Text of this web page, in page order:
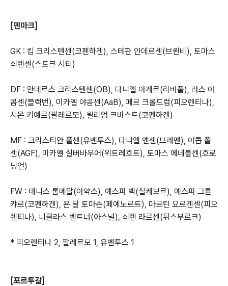
[덴마크]
GK : 킴 크리스텐센(코펜하겐), 스테판 안데르센(브뢴비), 토마스
쇠렌센(스토크 시티)
DF : 안데르스 크리스텐센(OB), 다니엘 아게르(리버풀), 라스 야
콥센(블랙번), 미카엘 야콥센(AaB), 페르 크롤드럽(피오렌티나),
시몬 키예르(팔레르모), 윌리엄 크비스트(코펜하겐)
MF : 크리스티안 폴센(유벤투스), 다니엘 옌센(브레멘), 야콥 폴
센(AGF), 미카엘 실버바우어(위트레흐트), 토마스 에네볼센(흐로
닝언)
FW : 데니스 롬메달(아약스), 예스퍼 벡(실케보르), 예스퍼 그론
캬르(코펜하겐), 욘 달 토마손(페예노르트), 마르틴 요르겐센(피오
렌티나), 니클라스 벤트너(아스널), 쇠렌 라르센(뒤스부르크)
* 피오렌티나 2, 팔레르모 1, 유벤투스 1
[포르투갈]